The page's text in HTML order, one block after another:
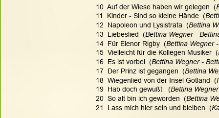
10  Auf der Wiese haben wir gelegen  (
11  Kinder - Sind so kleine Hände  (
12  Napoleon und Lysistrata  (Bettina
13  Liebeslied  (Bettina Wegner -
14  Für Elenor Rigby  (Bettina Wegner
15  Vielleicht für die Kollegen Musiker  (
16  Es ist vorbei  (Bettina Wegner -
17  Der Prinz ist gegangen  (Bettina
18  Wiegenlied von der Insel Gotland  (
19  Hab doch gewußt   (Bettina
20  So alt bin ich geworden  (Bettina
21  Lass mich hier sein und bleiben  (